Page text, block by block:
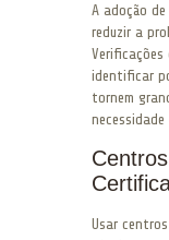
A adoção
reduzir a
identificar
tornem
Usar